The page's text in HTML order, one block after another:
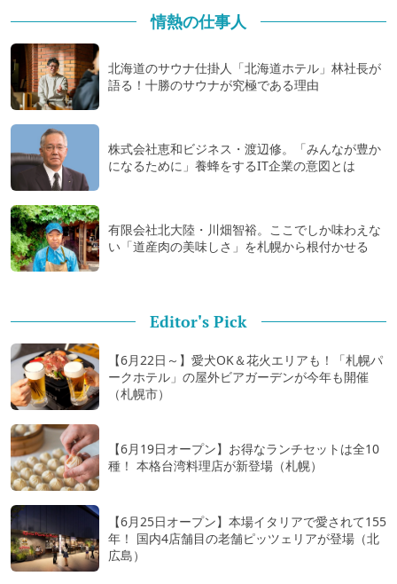
情熱の仕事人
北海道のサウナ仕掛人「北海道ホテル」林社長が
語る！十勝のサウナが究極である理由
株式会社恵和ビジネス・渡辺修。「みんなが豊か
になるために」養蜂をするIT企業の意図とは
有限会社北大陸・川畑智裕。ここでしか味わえな
い「道産肉の美味しさ」を札幌から根付かせる
Editor's Pick
【6月22日～】愛犬OK＆花火エリアも！「札幌パ
ークホテル」の屋外ビアガーデンが今年も開催
（札幌市）
【6月19日オープン】お得なランチセットは全10
種！ 本格台湾料理店が新登場（札幌）
【6月25日オープン】本場イタリアで愛されて155
年！ 国内4店舗目の老舗ピッツェリアが登場（北
広島）